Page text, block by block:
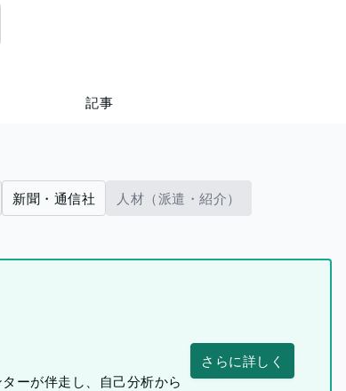
記事
新聞・通信社 人材（派遣・紹介）
ーが伴走し、自己分析から
さらに詳しく